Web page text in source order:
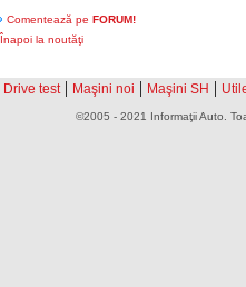
Comentează pe FORUM!
Înapoi la noutăţi
Drive test | Maşini noi | Maşini SH |
©2005 - 2021 Informaţii Auto.